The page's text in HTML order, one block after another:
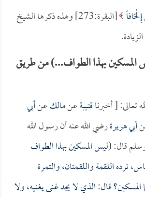
[البقرة:273] وهذه ذكرها الشيخ
بهذا الطواف...) من طريق
تعالى: [ أخبرناقتيبةعنمالكعنأبي
أبي هريرةرضي الله عنه أن رسول الله
قال: (ليس المسكين بهذا الطواف
ترده اللقمة واللقمتان، والتمرة
المسكين؟ قال: الذي لا يجد غنى يغنيه، ولا